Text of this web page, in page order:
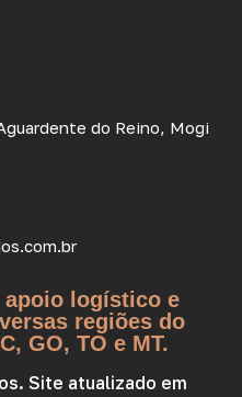
do Reino, Mogi
logístico e
regiões do
GO, TO e MT.
Site atualizado em